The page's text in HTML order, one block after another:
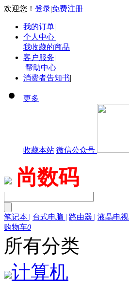
欢迎您！ 登录|免费注册
我的订单|
个人中心 |
我收藏的商品
客户服务|
帮助中心
消费者告知书|
更多
收藏本站 微信公众号
尚数码
笔记本 | 台式电脑 | 路由器 | 液晶电视
购物车0
所有分类
计算机